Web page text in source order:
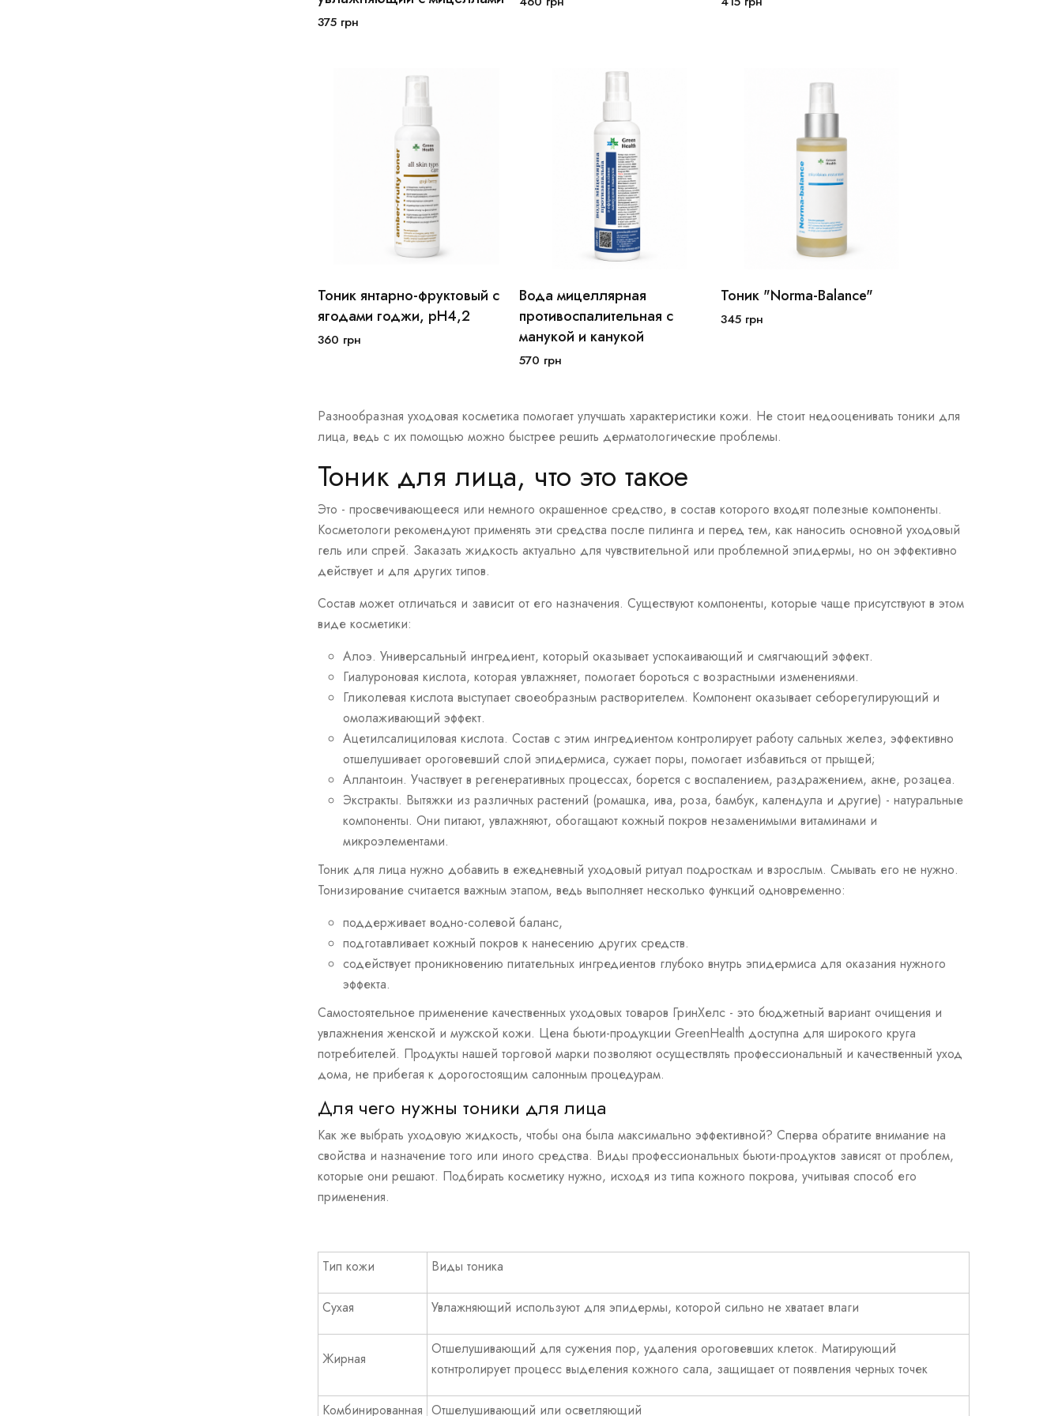
375 грн
100 мл 250 мл
Тоник янтарно-фруктовый с
ягодами годжи, рН4,2
360 грн
Вода мицеллярная
противоспалительная с
манукой и канукой
570 грн
Тоник "Norma-Balance"
345 грн
Разнообразная уходовая косметика помогает улучшать характеристики кожи. Не стоит недооценивать тоники для
лица, ведь с их помощью можно быстрее решить дерматологические проблемы.
Тоник для лица, что это такое
Это - просвечивающееся или немного окрашенное средство, в состав которого входят полезные компоненты.
Косметологи рекомендуют применять эти средства после пилинга и перед тем, как наносить основной уходовый
гель или спрей. Заказать жидкость актуально для чувствительной или проблемной эпидермы, но он эффективно
действует и для других типов.
Состав может отличаться и зависит от его назначения. Существуют компоненты, которые чаще присутствуют в этом
виде косметики:
Алоэ. Универсальный ингредиент, который оказывает успокаивающий и смягчающий эффект.
Гиалуроновая кислота, которая увлажняет, помогает бороться с возрастными изменениями.
Гликолевая кислота выступает своеобразным растворителем. Компонент оказывает себорегулирующий и
омолаживающий эффект.
Ацетилсалициловая кислота. Состав с этим ингредиентом контролирует работу сальных желез, эффективно
отшелушивает ороговевший слой эпидермиса, сужает поры, помогает избавиться от прыщей;
Аллантоин. Участвует в регенеративных процессах, борется с воспалением, раздражением, акне, розацеа.
Экстракты. Вытяжки из различных растений (ромашка, ива, роза, бамбук, календула и другие) - натуральные
компоненты. Они питают, увлажняют, обогащают кожный покров незаменимыми витаминами и
микроэлементами.
Тоник для лица нужно добавить в ежедневный уходовый ритуал подросткам и взрослым. Смывать его не нужно.
Тонизирование считается важным этапом, ведь выполняет несколько функций одновременно:
поддерживает водно-солевой баланс,
подготавливает кожный покров к нанесению других средств.
содействует проникновению питательных ингредиентов глубоко внутрь эпидермиса для оказания нужного
эффекта.
Самостоятельное применение качественных уходовых товаров ГринХелс - это бюджетный вариант очищения и
увлажнения женской и мужской кожи. Цена бьюти-продукции GreenHealth доступна для широкого круга
потребителей. Продукты нашей торговой марки позволяют осуществлять профессиональный и качественный уход
дома, не прибегая к дорогостоящим салонным процедурам.
Для чего нужны тоники для лица
Как же выбрать уходовую жидкость, чтобы она была максимально эффективной? Сперва обратите внимание на
свойства и назначение того или иного средства. Виды профессиональных бьюти-продуктов зависят от проблем,
которые они решают. Подбирать косметику нужно, исходя из типа кожного покрова, учитывая способ его
применения.
Тип кожи Виды тоника
Сухая Увлажняющий используют для эпидермы, которой сильно не хватает влаги
Жирная
Отшелушивающий для сужения пор, удаления ороговевших клеток. Матирующий
котнтролирует процесс выделения кожного сала, защищает от появления черных точек
Комбинированная Отшелушивающий или осветляющий